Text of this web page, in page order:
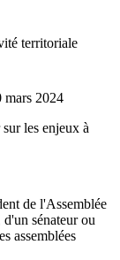
territoriale
mars 2024
les enjeux à
de l'Assemblée
sénateur ou
assemblées